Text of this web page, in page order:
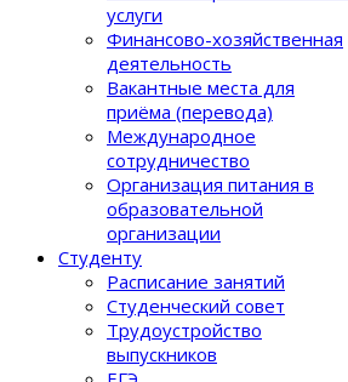
услуги
Финансово-хозяйственная
деятельность
Вакантные места для
приёма (перевода)
Международное
сотрудничество
Организация питания в
образовательной
организации
Студенту
Расписание занятий
Студенческий совет
Трудоустройство
выпускников